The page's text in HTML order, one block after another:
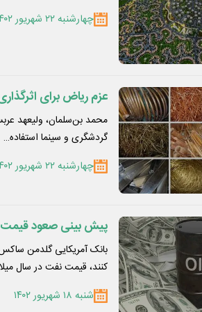
چهارشنبه ۲۲ شهریور ۱۴۰۲
عزم ریاض برای
محمد بن‌سلمان، ولیعهد
گردشگری و سینما استفاده…
چهارشنبه ۲۲ شهریور ۱۴۰۲
پیش بینی صعود
بانک آمریکایی گلدمن
کنند، قیمت نفت در سال
شنبه ۱۸ شهریور ۱۴۰۲